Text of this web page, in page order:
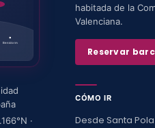
Benidorm
°N ·
habitada de la
Valenciana.
Reservar
CÓMO IR
Desde Santa Pola